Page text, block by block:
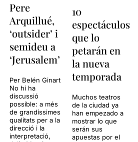
Pere
Arquillué,
‘outsider’ i
semideu a
‘Jerusalem’
Per Belén Ginart
No hi ha
discussió
possible: a més
de grandíssimes
qualitats per a la
direcció i la
interpretació,
10
espectáculos
que lo
petarán en
la nueva
temporada
Muchos teatros
de la ciudad ya
han empezado a
mostrar lo que
serán sus
apuestas por el